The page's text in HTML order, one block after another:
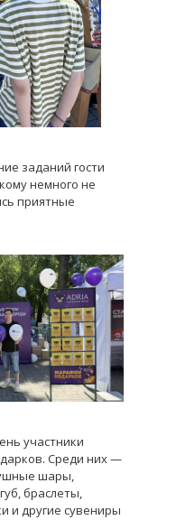
заданий гости
немного не
приятные
участники
Среди них —
шары,
браслеты,
и другие сувениры